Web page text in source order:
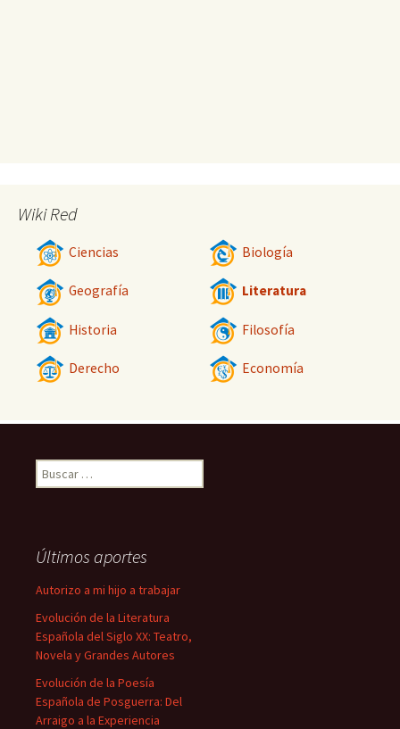
Wiki Red
Ciencias Biología
Geografía Literatura
Historia Filosofía
Derecho Economía
Buscar:
Últimos aportes
Autorizo a mi hijo a trabajar
Evolución de la Literatura
Española del Siglo XX: Teatro,
Novela y Grandes Autores
Evolución de la Poesía
Española de Posguerra: Del
Arraigo a la Experiencia